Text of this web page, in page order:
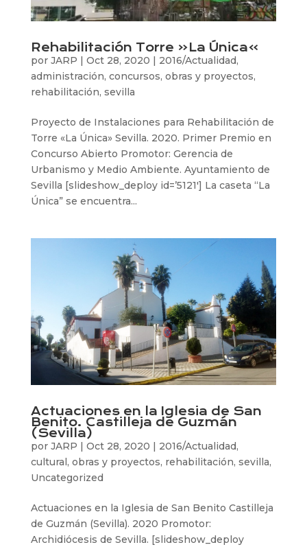
Rehabilitación Torre «La Única»
por JARP | Oct 28, 2020 | 2016/Actualidad,
administración, concursos, obras y proyectos,
rehabilitación, sevilla
Proyecto de Instalaciones para Rehabilitación de
Torre «La Única» Sevilla. 2020. Primer Premio en
Concurso Abierto Promotor: Gerencia de
Urbanismo y Medio Ambiente. Ayuntamiento de
Sevilla [slideshow_deploy id=’5121′] La caseta “La
Única” se encuentra...
Actuaciones en la Iglesia de San
Benito. Castilleja de Guzmán
(Sevilla)
por JARP | Oct 28, 2020 | 2016/Actualidad,
cultural, obras y proyectos, rehabilitación, sevilla,
Uncategorized
Actuaciones en la Iglesia de San Benito Castilleja
de Guzmán (Sevilla). 2020 Promotor:
Archidiócesis de Sevilla. [slideshow_deploy